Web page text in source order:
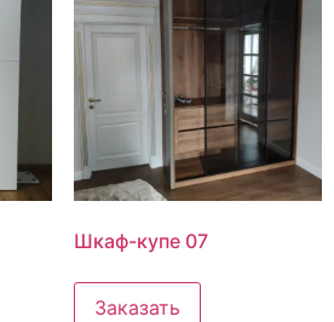
Шкаф-купе 07
Заказать